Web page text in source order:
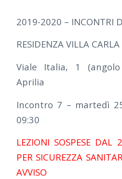
2019-2020 – INCONTRI
RESIDENZA VILLA
Viale Italia, 1
Aprilia
Incontro 7 – martedì
09:30
LEZIONI SOSPESE DAL
PER SICUREZZA
AVVISO